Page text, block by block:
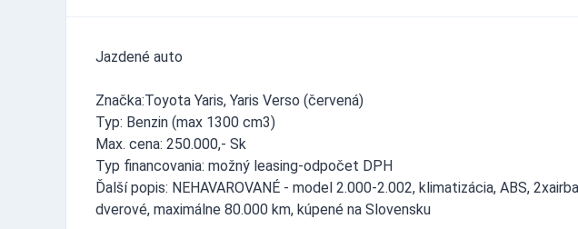
Jazdené auto
Značka:Toyota Yaris, Yaris Verso (červená)
Typ: Benzin (max 1300 cm3)
Max. cena: 250.000,- Sk
Typ financovania: možný leasing-odpočet DPH
Ďalší popis: NEHAVAROVANÉ - model 2.000-2.002, klimatizácia, ABS,
dverové, maximálne 80.000 km, kúpené na Slovensku